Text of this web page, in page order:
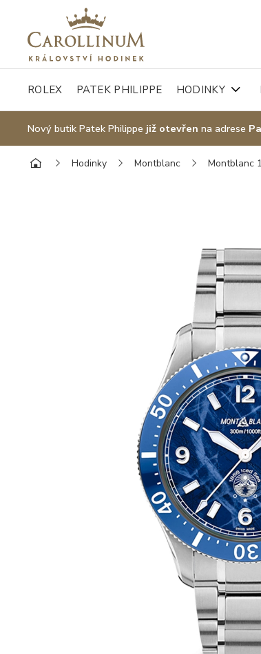
ROLEX PATEK PHILIPPE HODINKY
Nový butik Patek Philippe již otevřen na adrese
Hodinky Montblanc Montblanc